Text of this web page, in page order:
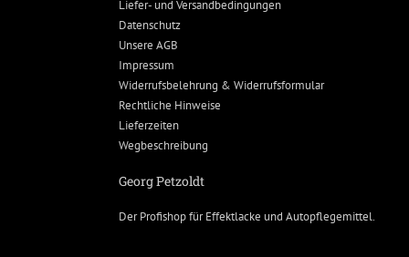
Liefer- und Versandbedingungen
Datenschutz
Unsere AGB
Impressum
Widerrufsbelehrung & Widerrufsformular
Rechtliche Hinweise
Lieferzeiten
Wegbeschreibung
Georg Petzoldt
Der Profishop fürEffektlacke und Autopflegemittel.